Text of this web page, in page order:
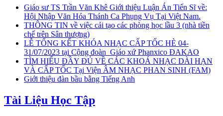
Giáo sư TS Trần Văn Khê Giới thiệu Luận Án Tiến Sĩ về:
Hội Nhập Văn Hóa Thánh Ca Phụng Vụ Tại Việt Nam.
THÔNG TIN về việc cải tạo các phòng học lầu 3 (nhà tiền
chế trên Sân thượng)
LỄ TỔNG KẾT KHÓA NHẠC CẤP TỐC HÈ 04-
31/07/2023 tại Cộng đoàn_Giáo xứ Phanxico ĐAKAO
TÌM HIỂU ĐẦY ĐỦ VỀ CÁC KHOÁ NHẠC DÀI HẠN
VÀ CẤP TỐC Tại Viện ÂM NHẠC PHAN SINH (FAM)
Giới thiệu đàn bầu bằng Tiếng Anh
Tài Liệu Học Tập